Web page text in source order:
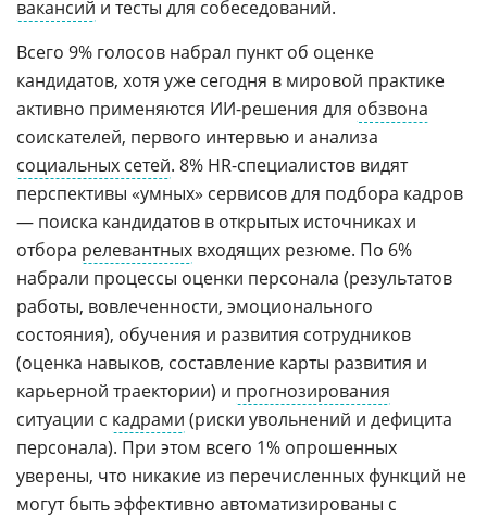
вакансий и тесты для собеседований.
Всего 9% голосов набрал пункт об оценке
кандидатов, хотя уже сегодня в мировой практике
активно применяются ИИ-решения для обзвона
соискателей, первого интервью и анализа
социальных сетей. 8% HR-специалистов видят
перспективы «умных» сервисов для подбора кадров
— поиска кандидатов в открытых источниках и
отбора релевантных входящих резюме. По 6%
набрали процессы оценки персонала (результатов
работы, вовлеченности, эмоционального
состояния), обучения и развития сотрудников
(оценка навыков, составление карты развития и
карьерной траектории) и прогнозирования
ситуации с кадрами (риски увольнений и дефицита
персонала). При этом всего 1% опрошенных
уверены, что никакие из перечисленных функций не
могут быть эффективно автоматизированы с